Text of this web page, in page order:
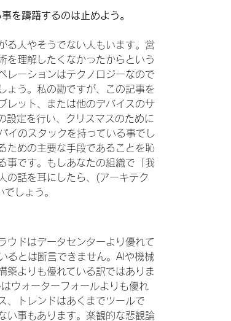
を躊躇するのは止めよう。
る人やそうでない人もいます。営
を理解したくなかったからという
レーションはテクノロジーなので
ょう。私の勘ですが、この記事を
レット、または他のデバイスのサ
設定を行い、クリスマスのために
イのスタックを持っている事でし
ための主要な手段であることを恥
事です。もしあなたの組織で「我
の話を耳にしたら、(アーキテク
しょう。
ウドはデータセンターより優れて
るとは断言できません。AIや機械
築よりも優れている訳ではありま
ウォーターフォールよりも優れ
、トレンドはあくまでツールで
い事もあります。楽観的な悲観論